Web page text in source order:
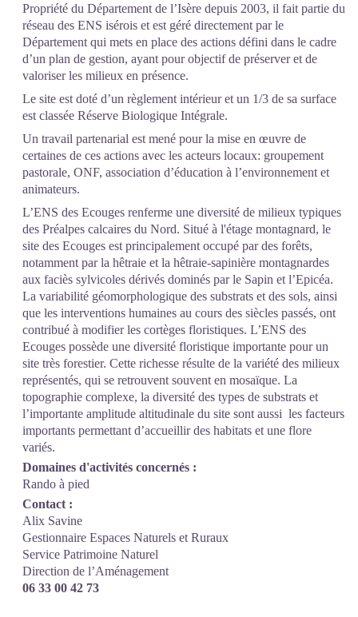
Propriété du Département de l’Isère depuis 2003, il fait partie du
réseau des ENS isérois et est géré directement par le
Département qui mets en place des actions défini dans le cadre
d’un plan de gestion, ayant pour objectif de préserver et de
valoriser les milieux en présence.
Le site est doté d’un règlement intérieur et un 1/3 de sa surface
est classée Réserve Biologique Intégrale.
Un travail partenarial est mené pour la mise en œuvre de
certaines de ces actions avec les acteurs locaux: groupement
pastorale, ONF, association d’éducation à l’environnement et
animateurs.
L’ENS des Ecouges renferme une diversité de milieux typiques
des Préalpes calcaires du Nord. Situé à l'étage montagnard, le
site des Ecouges est principalement occupé par des forêts,
notamment par la hêtraie et la hêtraie-sapinière montagnardes
aux faciès sylvicoles dérivés dominés par le Sapin et l’Epicéa.
La variabilité géomorphologique des substrats et des sols, ainsi
que les interventions humaines au cours des siècles passés, ont
contribué à modifier les cortèges floristiques. L’ENS des
Ecouges possède une diversité floristique importante pour un
site très forestier. Cette richesse résulte de la variété des milieux
représentés, qui se retrouvent souvent en mosaïque. La
topographie complexe, la diversité des types de substrats et
l’importante amplitude altitudinale du site sont aussi les facteurs
importants permettant d’accueillir des habitats et une flore
variés.
Domaines d'activités concernés :
Rando à pied
Contact :
Alix Savine
Gestionnaire Espaces Naturels et Ruraux
Service Patrimoine Naturel
Direction de l’Aménagement
06 33 00 42 73